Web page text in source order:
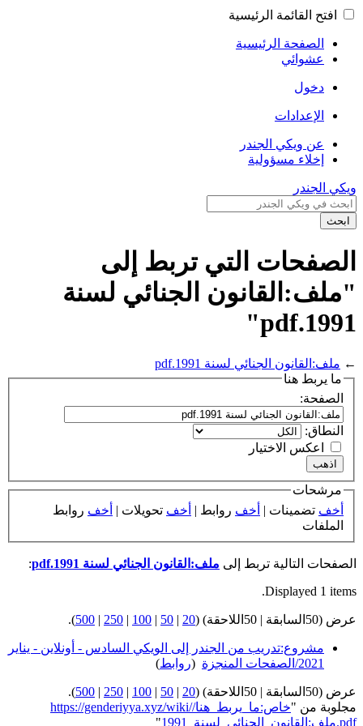
افتح القائمة الرئيسية
الصفحة الرئيسية
عشوائي
دخول
الإعدادات
عن ويكي الجندر
إخلاء مسؤولية
ويكي الجندر
ابحث
الصفحات التي تربط إلى
"ملف:القانون الجنائي لسنة
1991.pdf"
← ملف:القانون الجنائي لسنة 1991.pdf
ما يربط هنا
الصفحة:
النطاق:
اعكس الاختيار
مرشحات
أخف تضمينات | أخف روابط | أخف تحويلات | أخف روابط
الملفات
الصفحات التالية تربط إلى ملف:القانون الجنائي لسنة 1991.pdf
:
Displayed 1 items.
عرض (50السابقة | 50اللاحقة) ( 20
|
50
|
100
|
250
|
500
).
مشروع:تدريب من الجندر إلى الويكي السادس - أونلاين - يناير
2021/الصفحات المنجزة
(روابط)
عرض (50السابقة | 50اللاحقة) ( 20
|
50
|
100
|
250
|
500
).
مجلوبة من "
https://genderiyya.xyz/wiki/خاص:ما_يربط_هنا/
ملف:القانون_الجنائي_لسنة_1991.pdf
"